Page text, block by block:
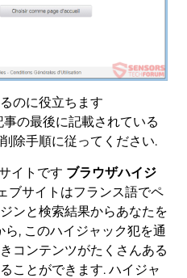
のに役立ちます
事の最後に記載されている
除手順に従ってください.
イトです ブラウザハイジ
ブサイトはフランス語でペ
ンと検索結果からあなたを
, このハイジャック犯を通
コンテンツがたくさんある
ことができます. ハイジャ